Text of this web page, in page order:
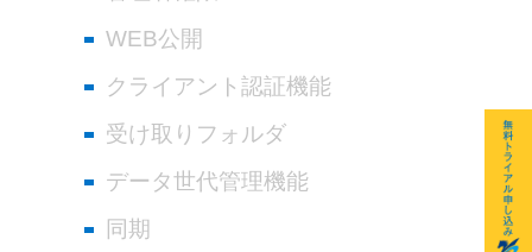
WEB公開
クライアント認証機能
受け取りフォルダ
データ世代管理機能
同期